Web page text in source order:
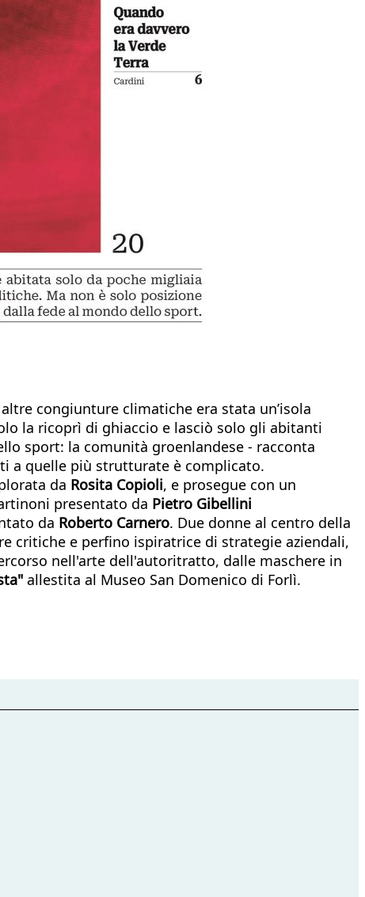
altre congiunture climatiche era stata un’isola
la ricoprì di ghiaccio e lasciò solo gli abitanti
sport: la comunità groenlandese - racconta
a quelle più strutturate è complicato.
da Rosita Copioli, e prosegue con un
presentato da Pietro Gibellini
da Roberto Carnero. Due donne al centro della
critiche e perfino ispiratrice di strategie aziendali,
nell'arte dell'autoritratto, dalle maschere in
allestita al Museo San Domenico di Forlì.